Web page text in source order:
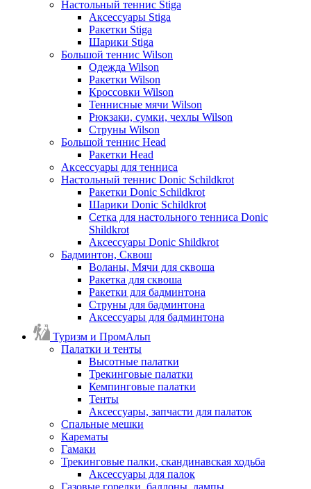
Настольный теннис Stiga
Аксессуары Stiga
Ракетки Stiga
Шарики Stiga
Большой теннис Wilson
Одежда Wilson
Ракетки Wilson
Кроссовки Wilson
Теннисные мячи Wilson
Рюкзаки, сумки, чехлы Wilson
Струны Wilson
Большой теннис Head
Ракетки Head
Аксессуары для тенниса
Настольный теннис Donic Schildkrot
Ракетки Donic Schildkrot
Шарики Donic Schildkrot
Сетка для настольного тенниса Donic
Shildkrot
Аксессуары Donic Shildkrot
Бадминтон, Сквош
Воланы, Мячи для сквоша
Ракетка для сквоша
Ракетки для бадминтона
Струны для бадминтона
Аксессуары для бадминтона
Туризм и ПромАльп
Палатки и тенты
Высотные палатки
Трекинговые палатки
Кемпинговые палатки
Тенты
Аксессуары, запчасти для палаток
Спальные мешки
Карематы
Гамаки
Трекинговые палки, скандинавская ходьба
Аксессуары для палок